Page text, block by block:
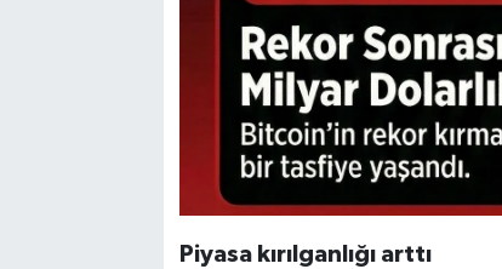
Piyasa kırılganlığı arttı